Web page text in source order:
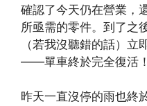
確認了今天仍在營業，
所亟需的零件。到了之
（若我沒聽錯的話）立
——單車終於完全復活！
昨天一直沒停的雨也終